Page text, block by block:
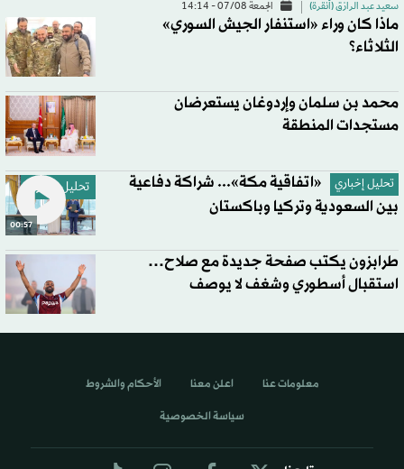
سعيد عبد الرازق (أنقرة) الجمعة 07/08 - 14:14
ماذا كان وراء «استنفار الجيش السوري»
الثلاثاء؟
محمد بن سلمان وإردوغان يستعرضان
مستجدات المنطقة
تحليل إخباري
00:57
تحليل إخباري
«اتفاقية مكة»... شراكة دفاعية
بين السعودية وتركيا وباكستان
طرابزون يكتب صفحة جديدة مع صلاح…
استقبال أسطوري وشغف لا يوصف
معلومات عنا اعلن معنا الأحكام والشروط
سياسة الخصوصية